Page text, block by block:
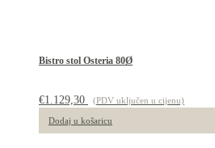
Bistro stol Osteria 80Ø
€1.129,30 (PDV uključen u cijenu)
Dodaj u košaricu